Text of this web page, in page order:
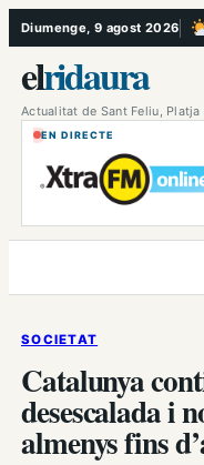
Vés
al
contingut
Diumenge, 9 agost 2026 ,
elridaura
Actualitat de Sant Feliu, Platja
EN DIRECTE
SOCIETAT
Catalunya
desescalada i
almenys fins